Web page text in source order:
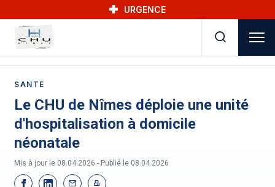
URGENCE
SANTÉ
Le CHU de Nîmes déploie une unité
d'hospitalisation à domicile
néonatale
Mis à jour le 08.04.2026 - Publié le 08.04.2026